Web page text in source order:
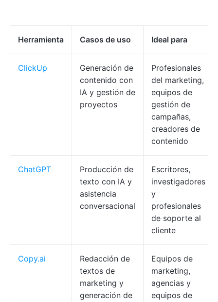
Herramienta Casos de uso Ideal para
ClickUp
Generación de
contenido con
IA y gestión de
proyectos
Profesionales
del marketing,
equipos de
gestión de
campañas,
creadores de
contenido
ChatGPT
Producción de
texto con IA y
asistencia
conversacional
Escritores,
investigadores
y
profesionales
de soporte al
cliente
Copy.ai
Redacción de
textos de
marketing y
generación de
Equipos de
marketing,
agencias y
equipos de